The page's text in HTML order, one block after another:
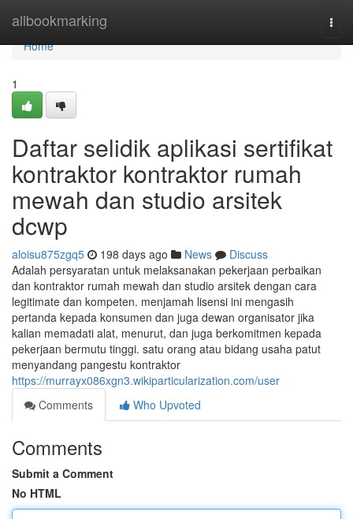
allbookmarking
Home
Home
1
Daftar selidik aplikasi sertifikat
kontraktor kontraktor rumah
mewah dan studio arsitek
dcwp
aloisu875zgq5 198 days ago News
Discuss
Adalah persyaratan untuk melaksanakan pekerjaan perbaikan
dan kontraktor rumah mewah dan studio arsitek dengan cara
legitimate dan kompeten. menjamah lisensi ini mengasih
pertanda kepada konsumen dan juga dewan organisator jika
kalian memadati alat, menurut, dan juga berkomitmen kepada
pekerjaan bermutu tinggi. satu orang atau bidang usaha patut
menyandang pangestu kontraktor
https://murrayx086xgn3.wikiparticularization.com/user
Comments
Who Upvoted
Comments
Submit a Comment
No HTML